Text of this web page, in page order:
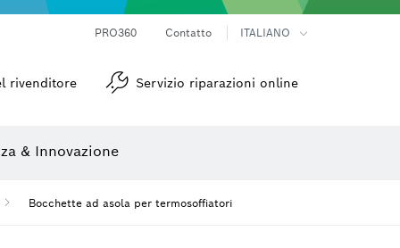
PRO360 Contatto ITALIANO
rivenditore Servizio riparazioni online
& Innovazione
Bocchette ad asola per termosoffiatori